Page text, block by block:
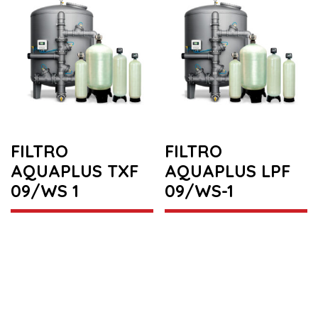
FILTRO
AQUAPLUS TXF
09/WS 1
FILTRO
AQUAPLUS LPF
09/WS-1